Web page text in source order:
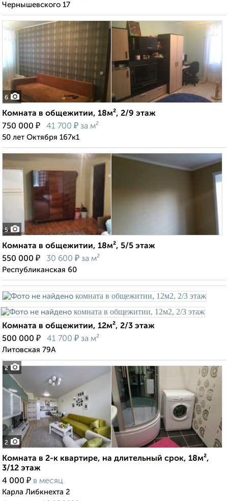
Чернышевского 17
6
Комната в общежитии, 18м², 2/9 этаж
750 000 ₽ 41 700 ₽ за м²
50 лет Октября 167к1
5
Комната в общежитии, 18м², 5/5 этаж
550 000 ₽ 30 600 ₽ за м²
Республиканская 60
2
Комната в общежитии, 12м², 2/3 этаж
500 000 ₽ 41 700 ₽ за м²
Литовская 79А
2
Комната в 2-к квартире, на длительный срок, 18м²,
3/12 этаж
4 000 ₽ в месяц
Карла Либкнехта 2